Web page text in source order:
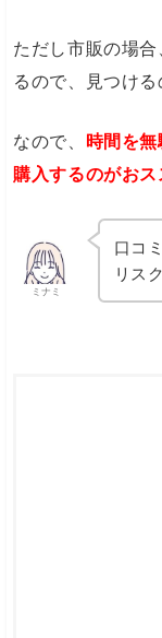
ただし市販の場
るので、見つけ
なので、 時間を
購入するのがおス
ミナミ
口コ
リス